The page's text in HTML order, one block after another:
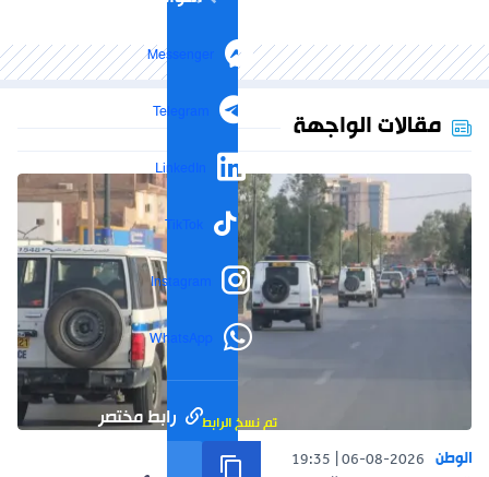
Messenger
Telegram
LinkedIn
TikTok
Instagram
WhatsApp
رابط مختصر تم نسخ الرابط
مقالات الواجهة
الوطن 06-08-2026
19:35